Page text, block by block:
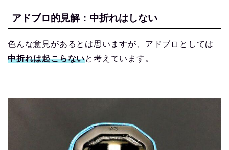
アドブロ的見解：中折れはしない
色んな意見があるとは思いますが、アドブロとしては
中折れは起こらないと考えています。